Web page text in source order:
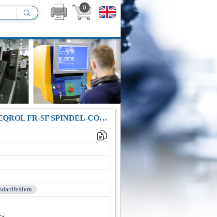
0
REPARATUR / AUSTAUSCH SF-PW YAMABISHI NETZTEIL / FREQROL FR-SF SPINDEL-CONTROLLER POWER UNIT 200VAC 50-60HZ